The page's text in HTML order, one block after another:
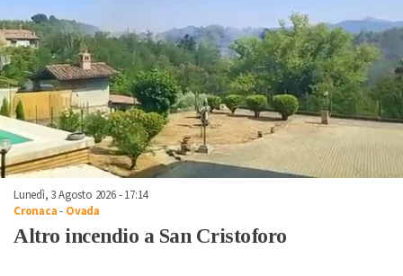
Lunedì, 3 Agosto 2026 - 17:14
Cronaca- Ovada
Altro incendio a San Cristoforo